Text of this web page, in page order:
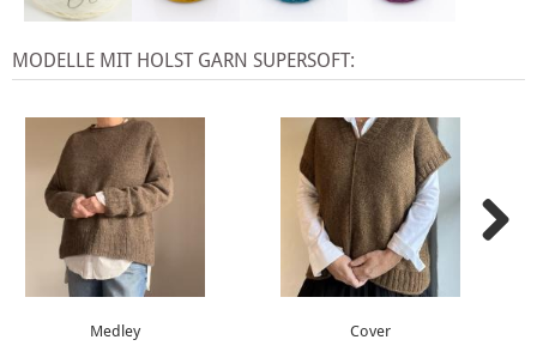
MODELLE MIT HOLST GARN SUPERSOFT:
Medley Cover